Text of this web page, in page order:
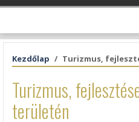
Kezdőlap Turizmus,
Turizmus,
területén